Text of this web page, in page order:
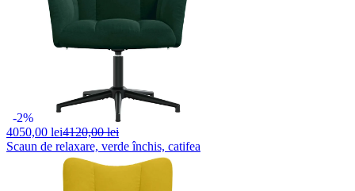
-2%
4050,00 lei4120,00 lei
Scaun de relaxare, verde închis, catifea